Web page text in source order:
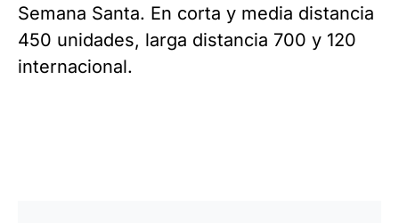
Semana Santa. En corta y media distancia
450 unidades, larga distancia 700 y 120
internacional.